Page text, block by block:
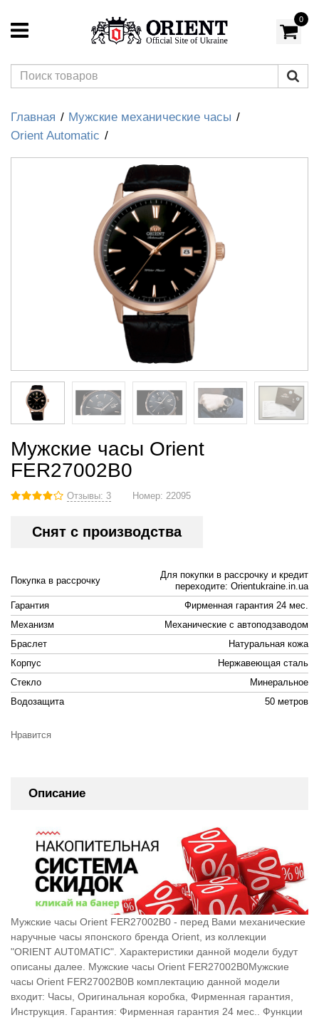
0
Главная
Мужские механические часы
Orient Automatic
Мужские часы Orient
FER27002B0
Отзывы: 3 Номер: 22095
Снят с производства
Покупка в рассрочку
Для покупки в рассрочку и кредит
переходите: Orientukraine.in.ua
Гарантия
Фирменная гарантия 24 мес.
Механизм
Механические с автоподзаводом
Браслет
Натуральная кожа
Корпус
Нержавеющая сталь
Стекло
Минеральное
Водозащита
50 метров
Нравится
Описание
Мужские часы Orient FER27002B0 - перед Вами механические
наручные часы японского бренда Orient, из коллекции
"ORIENT AUT0MATIC". Характеристики данной модели будут
описаны далее. Мужские часы Orient FER27002B0Мужские
часы Orient FER27002B0В комплектацию данной модели
входит: Часы, Оригинальная коробка, Фирменная гарантия,
Инструкция. Гарантия: Фирменная гарантия 24 мес.. Функции